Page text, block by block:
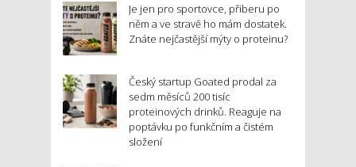
Je jen pro sportovce, přiberu po
něm a ve stravě ho mám dostatek.
Znáte nejčastější mýty o proteinu?
Český startup Goated prodal za
sedm měsíců 200 tisíc
proteinových drinků. Reaguje na
poptávku po funkčním a čistém
složení